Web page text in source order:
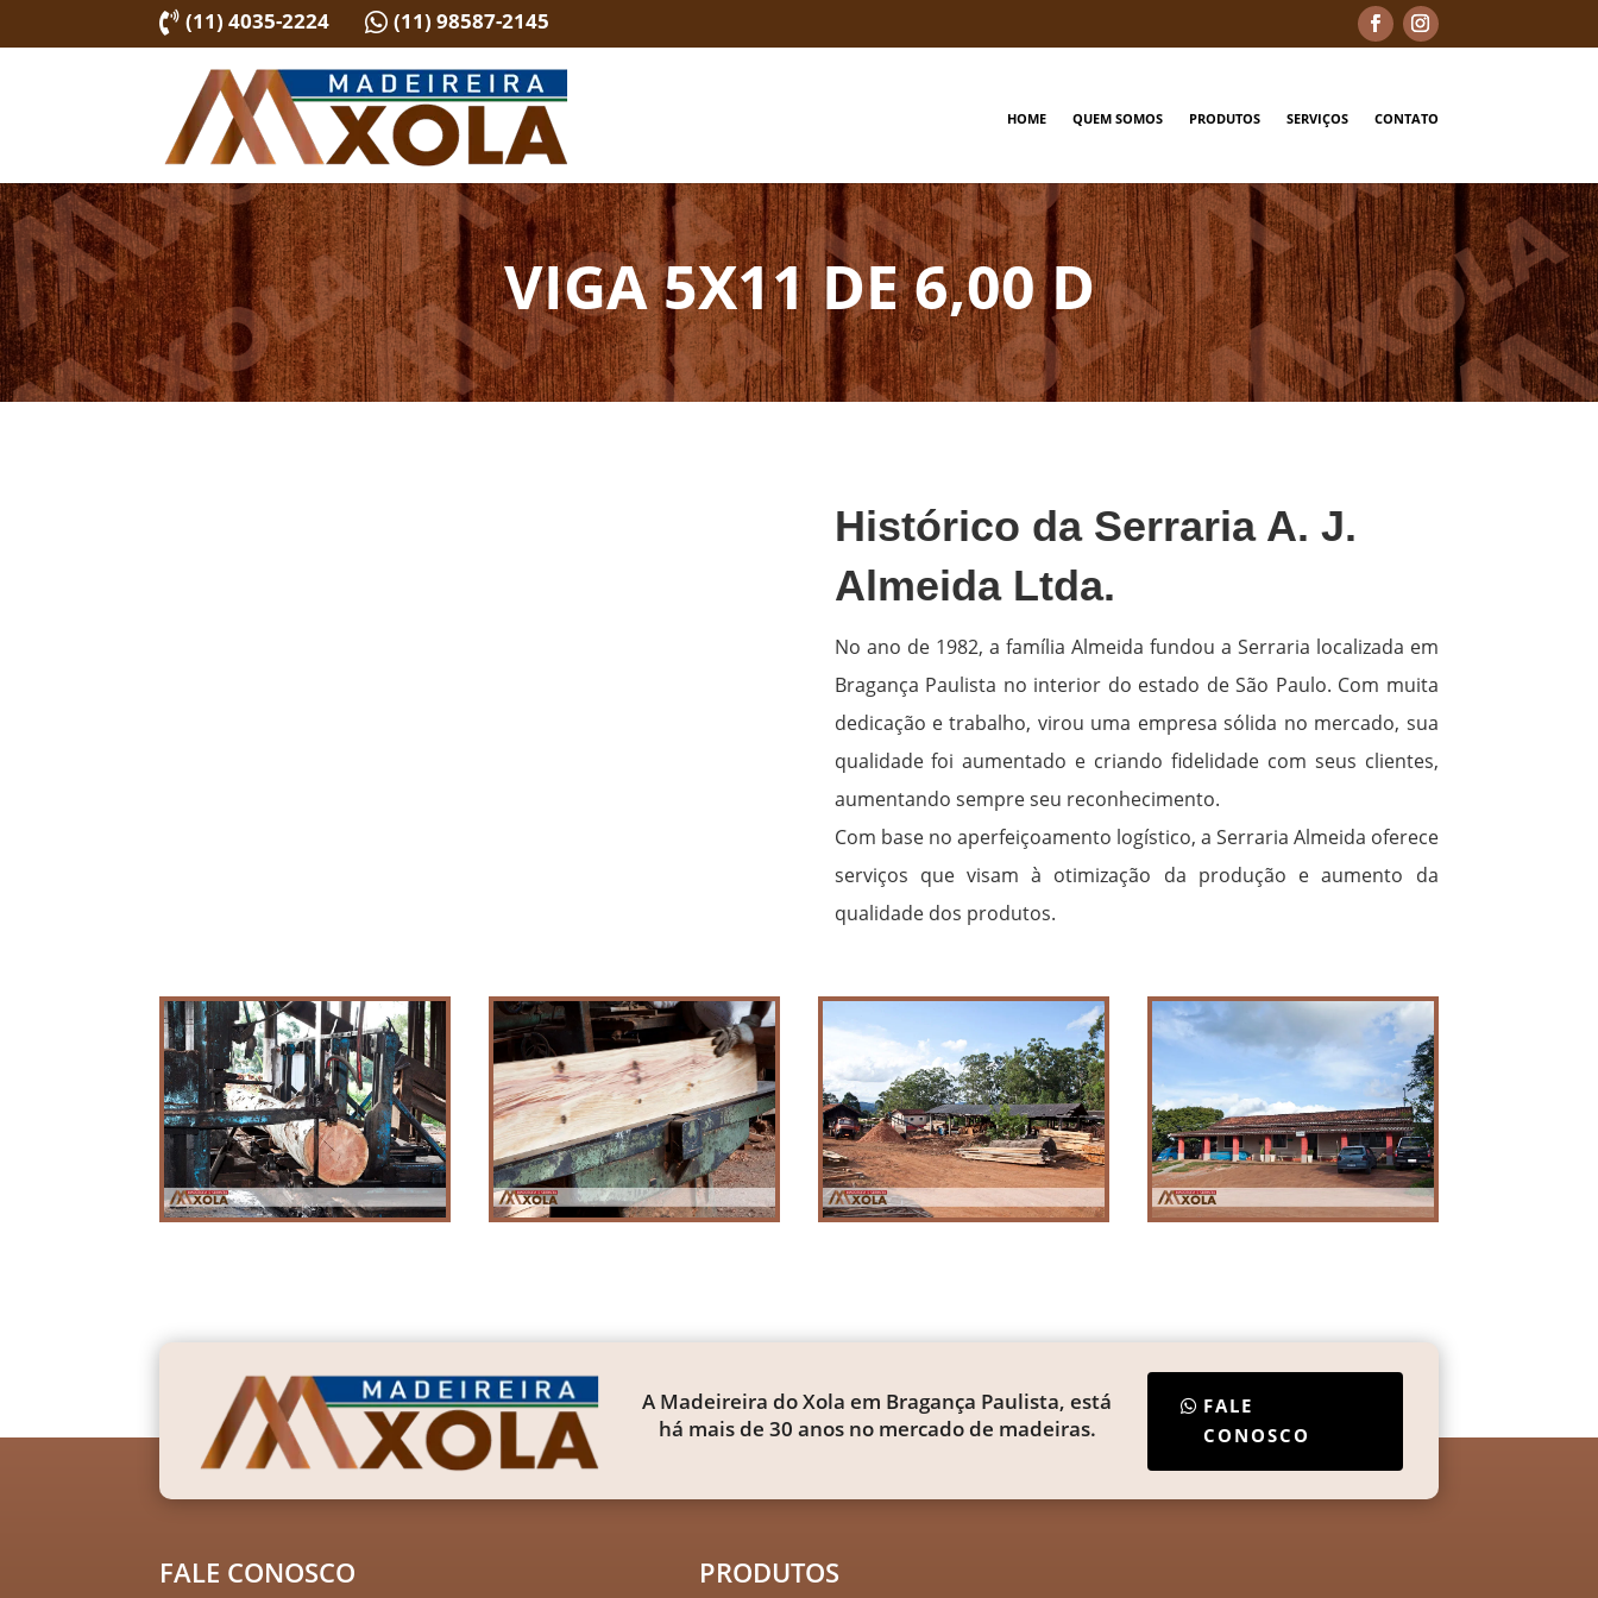
 (11) 4035-2224  (11) 98587-2145
HOME QUEM SOMOS PRODUTOS SERVIÇOS CONTATO
VIGA 5X11 DE 6,00 D
Histórico da Serraria A. J.
Almeida Ltda.
No ano de 1982, a família Almeida fundou a Serraria localizada em
Bragança Paulista no interior do estado de São Paulo. Com muita
dedicação e trabalho, virou uma empresa sólida no mercado, sua
qualidade foi aumentado e criando fidelidade com seus clientes,
aumentando sempre seu reconhecimento.
Com base no aperfeiçoamento logístico, a Serraria Almeida oferece
serviços que visam à otimização da produção e aumento da
qualidade dos produtos.
A Madeireira do Xola em Bragança Paulista, está
há mais de 30 anos no mercado de madeiras.
FALE
CONOSCO
FALE CONOSCO PRODUTOS